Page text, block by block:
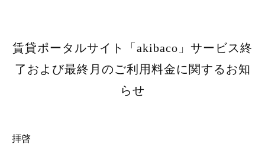
賃貸ポータルサイト「akibaco」サービス終
了および最終月のご利用料金に関するお知
らせ
拝啓